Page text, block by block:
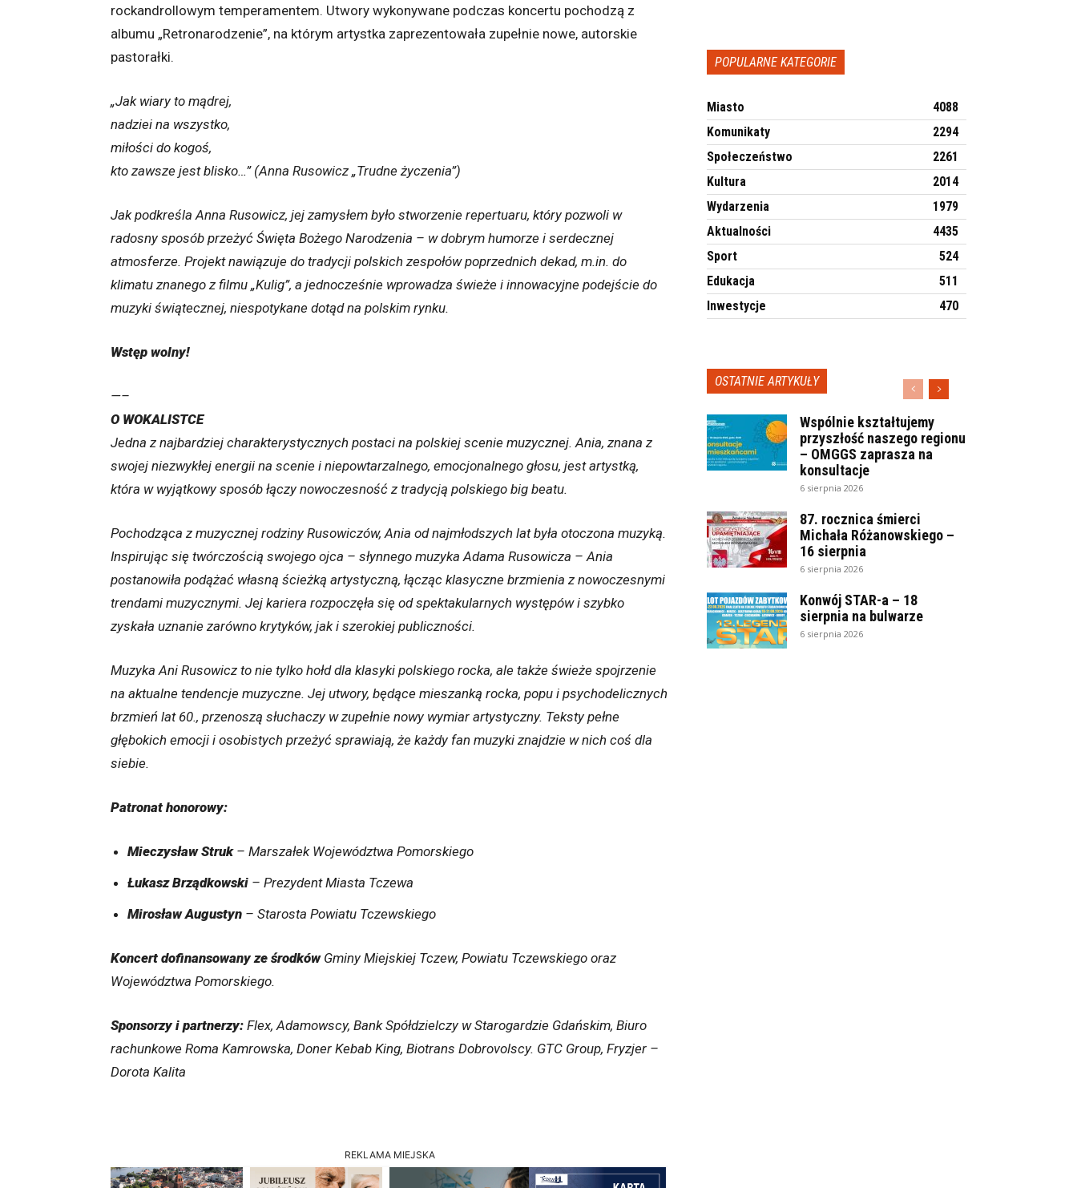
rockandrollowym temperamentem. Utwory wykonywane podczas koncertu pochodzą z
albumu „Retronarodzenie”, na którym artystka zaprezentowała zupełnie nowe, autorskie
pastorałki.
„Jak wiary to mądrej,
nadziei na wszystko,
miłości do kogoś,
kto zawsze jest blisko…” (Anna Rusowicz „Trudne życzenia”)
Jak podkreśla Anna Rusowicz, jej zamysłem było stworzenie repertuaru, który pozwoli w
radosny sposób przeżyć Święta Bożego Narodzenia – w dobrym humorze i serdecznej
atmosferze. Projekt nawiązuje do tradycji polskich zespołów poprzednich dekad, m.in. do
klimatu znanego z filmu „Kulig”, a jednocześnie wprowadza świeże i innowacyjne podejście do
muzyki świątecznej, niespotykane dotąd na polskim rynku.
Wstęp wolny!
—–
O WOKALISTCE
Jedna z najbardziej charakterystycznych postaci na polskiej scenie muzycznej. Ania, znana z
swojej niezwykłej energii na scenie i niepowtarzalnego, emocjonalnego głosu, jest artystką,
która w wyjątkowy sposób łączy nowoczesność z tradycją polskiego big beatu.
Pochodząca z muzycznej rodziny Rusowiczów, Ania od najmłodszych lat była otoczona muzyką.
Inspirując się twórczością swojego ojca – słynnego muzyka Adama Rusowicza – Ania
postanowiła podążać własną ścieżką artystyczną, łącząc klasyczne brzmienia z nowoczesnymi
trendami muzycznymi. Jej kariera rozpoczęła się od spektakularnych występów i szybko
zyskała uznanie zarówno krytyków, jak i szerokiej publiczności.
Muzyka Ani Rusowicz to nie tylko hołd dla klasyki polskiego rocka, ale także świeże spojrzenie
na aktualne tendencje muzyczne. Jej utwory, będące mieszanką rocka, popu i psychodelicznych
brzmień lat 60., przenoszą słuchaczy w zupełnie nowy wymiar artystyczny. Teksty pełne
głębokich emocji i osobistych przeżyć sprawiają, że każdy fan muzyki znajdzie w nich coś dla
siebie.
Patronat honorowy:
Mieczysław Struk – Marszałek Województwa Pomorskiego
Łukasz Brządkowski – Prezydent Miasta Tczewa
Mirosław Augustyn – Starosta Powiatu Tczewskiego
Koncert dofinansowany ze środków Gminy Miejskiej Tczew, Powiatu Tczewskiego oraz
Województwa Pomorskiego.
Sponsorzy i partnerzy: Flex, Adamowscy, Bank Spółdzielczy w Starogardzie Gdańskim, Biuro
rachunkowe Roma Kamrowska, Doner Kebab King, Biotrans Dobrovolscy. GTC Group, Fryzjer –
Dorota Kalita
REKLAMA MIEJSKA
POPULARNE KATEGORIE
Miasto
4088
Komunikaty
2294
Społeczeństwo
2261
Kultura
2014
Wydarzenia
1979
Aktualności
4435
Sport
524
Edukacja
511
Inwestycje
470
OSTATNIE ARTYKUŁY
Wspólnie kształtujemy
przyszłość naszego regionu
– OMGGS zaprasza na
konsultacje
6 sierpnia 2026
87. rocznica śmierci
Michała Różanowskiego –
16 sierpnia
6 sierpnia 2026
Konwój STAR-a – 18
sierpnia na bulwarze
6 sierpnia 2026